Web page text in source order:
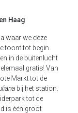
Haag
waar we deze
toont tot begin
in de buitenlucht
gratis! Van
Markt tot de
bij het station.
tot de
is één groot